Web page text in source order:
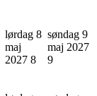
lørdag 8
maj
2027 8
søndag 9
maj 2027
9